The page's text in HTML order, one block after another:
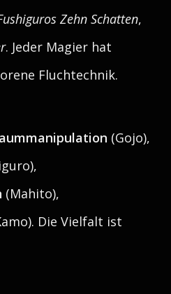
Zehn Schatten,
. Jeder Magier hat
Fluchtechnik.
(Gojo),
(Mahito),
Die Vielfalt ist